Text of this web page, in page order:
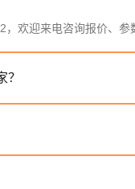
，欢迎来电咨询报价、参